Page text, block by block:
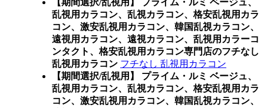
【期間選択/乱視用】 プライム・ルミ ベージュ、
乱視用カラコン、乱視カラコン、格安乱視用カラ
コン、激安乱視用カラコン、韓国乱視カラコン、
遠視用カラコン、遠視カラコン、乱視用カラーコ
ンタクト、格安乱視用カラコン専門店のフチなし
乱視用カラコン フチなし 乱視用カラコン
【期間選択/乱視用】 プライム・ルミ ベージュ、
乱視用カラコン、乱視カラコン、格安乱視用カラ
コン、激安乱視用カラコン、韓国乱視カラコン、